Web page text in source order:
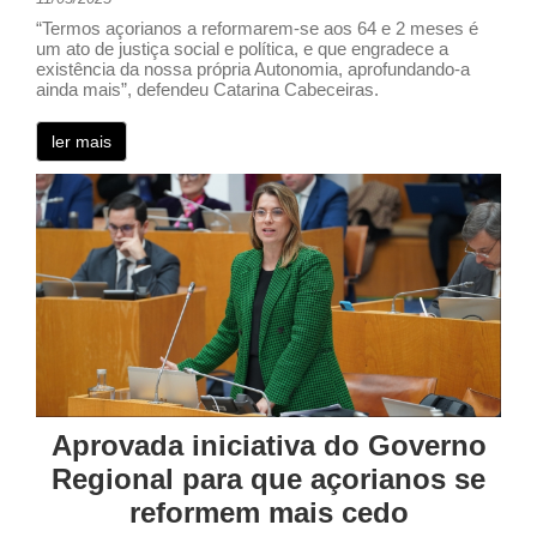
“Termos açorianos a reformarem-se aos 64 e 2 meses é
um ato de justiça social e política, e que engradece a
existência da nossa própria Autonomia, aprofundando-a
ainda mais”, defendeu Catarina Cabeceiras.
ler mais
Aprovada iniciativa do Governo
Regional para que açorianos se
reformem mais cedo